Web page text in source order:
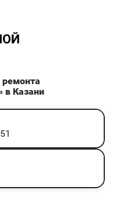
ремонта
в Казани